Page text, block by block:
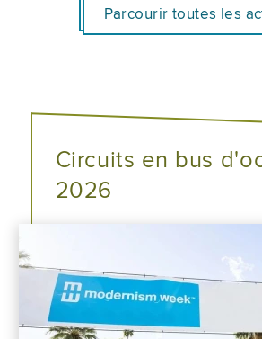
Parcourir toutes les
Circuits en bus
2026